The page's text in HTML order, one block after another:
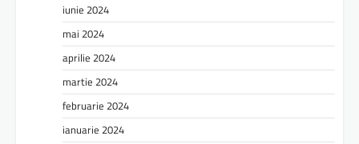
iunie 2024
mai 2024
aprilie 2024
martie 2024
februarie 2024
ianuarie 2024